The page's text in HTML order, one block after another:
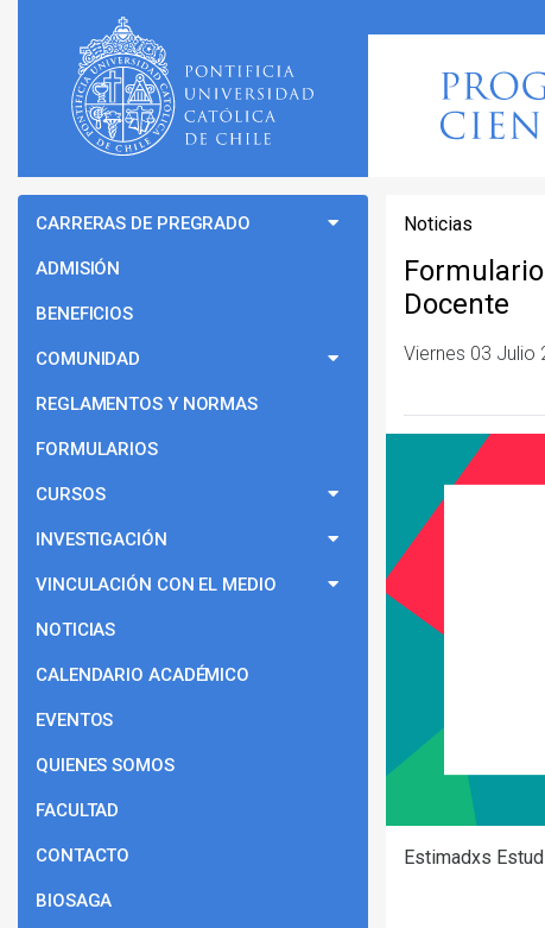
Noticias
Docente
Viernes 03 Julio
Estimadxs
CARRERAS DE PREGRADO
ADMISIÓN
BENEFICIOS
COMUNIDAD
REGLAMENTOS Y NORMAS
FORMULARIOS
CURSOS
INVESTIGACIÓN
VINCULACIÓN CON EL MEDIO
NOTICIAS
CALENDARIO ACADÉMICO
EVENTOS
QUIENES SOMOS
FACULTAD
CONTACTO
BIOSAGA